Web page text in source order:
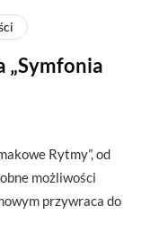
„Symfonia
Rytmy”, od
możliwości
przywraca do